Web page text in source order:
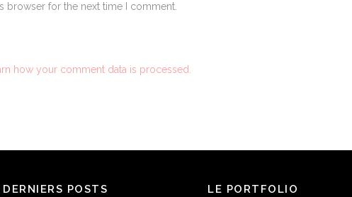
browser for the next time I comment.
how your comment data is processed.
DERNIERS POSTS LE PORTFOLIO